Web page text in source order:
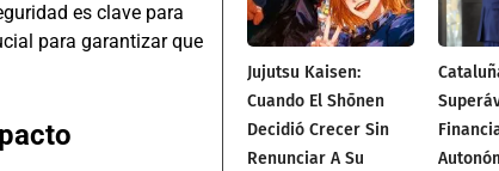
es clave para
para garantizar que
Jujutsu Kaisen:
Cuando El Shōnen
Decidió Crecer Sin
Renunciar A Su